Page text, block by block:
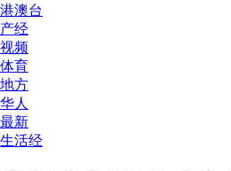
港澳台
产经
视频
体育
地方
华人
最新
生活经